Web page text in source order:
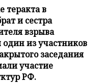
теракта в
и сестра
взрыва
из участников
заседания
участие
РФ.